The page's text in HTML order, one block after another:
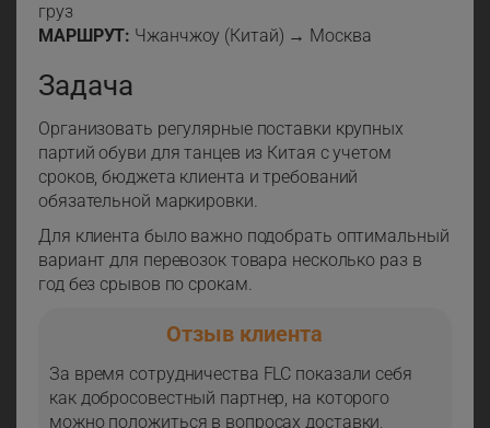
груз
МАРШРУТ: Чжанчжоу (Китай) → Москва
Задача
Организовать регулярные поставки крупных
партий обуви для танцев из Китая с учетом
сроков, бюджета клиента и требований
обязательной маркировки.
Для клиента было важно подобрать оптимальный
вариант для перевозок товара несколько раз в
год без срывов по срокам.
Отзыв клиента
За время сотрудничества FLC показали себя
как добросовестный партнер, на которого
можно положиться в вопросах доставки,